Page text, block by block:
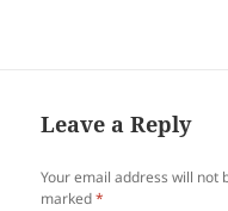
naglalakad nga ako, heto’t
dinadaanan lang…
Leave a Reply
Your email address will not
marked*